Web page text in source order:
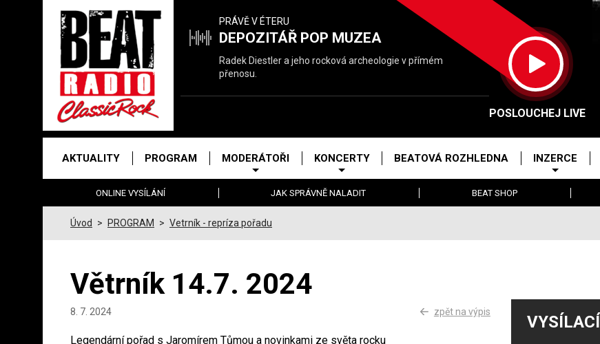
Právě
hrajeme
PRÁVĚ V ÉTERU
DEPOZITÁŘ POP MUZEA
Radek Diestler a jeho rocková archeologie v přímém
přenosu.
POSLOUCHEJ LIVE
menu
AKTUALITY PROGRAM MODERÁTOŘI KONCERTY BEATOVÁ ROZHLEDNA INZERCE
ONLINE VYSÍLÁNÍ JAK SPRÁVNĚ NALADIT BEAT SHOP
Úvod > PROGRAM > Vetrník - repríza pořadu
Větrník 14.7. 2024
8. 7. 2024 zpět na výpis
Legendární pořad s Jaromírem Tůmou a novinkami ze světa rocku
VYSÍLACÍ